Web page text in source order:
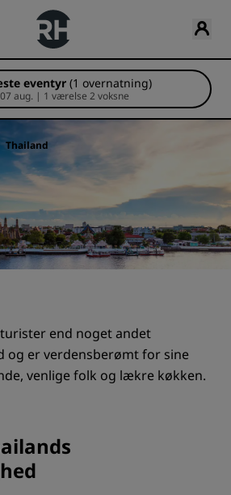
eventyr (1 overnatning)
06 aug. - 07 aug. | 1 værelse 2 voksne
Thailand
end noget andet
og er verdensberømt for sine
venlige folk og lækre køkken.